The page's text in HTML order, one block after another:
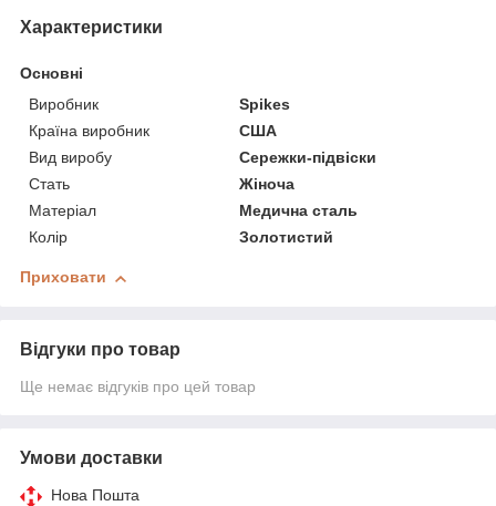
Характеристики
Основні
Виробник
Spikes
Країна виробник
США
Вид виробу
Сережки-підвіски
Стать
Жіноча
Матеріал
Медична сталь
Колір
Золотистий
Приховати
Відгуки про товар
Ще немає відгуків про цей товар
Умови доставки
Нова Пошта